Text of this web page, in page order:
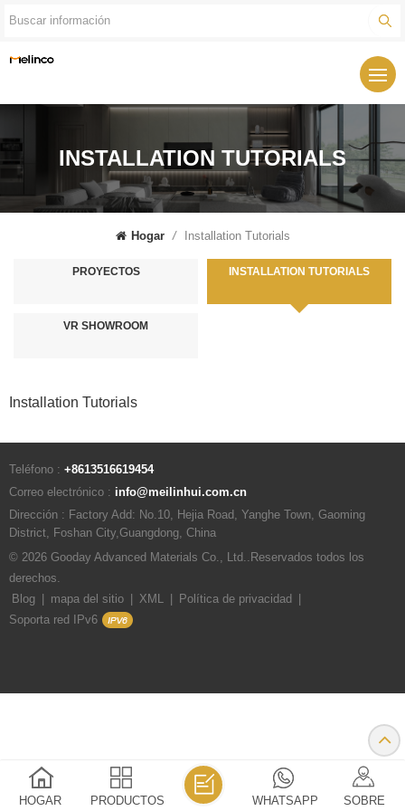
INSTALLATION TUTORIALS
Hogar / Installation Tutorials
PROYECTOS INSTALLATION TUTORIALS
VR SHOWROOM
Installation Tutorials
Teléfono : +8613516619454
Correo electrónico : info@meilinhui.com.cn
Dirección : Factory Add: No.10, Hejia Road, Yanghe Town, Gaoming
District, Foshan City,Guangdong, China
© 2026 Gooday Advanced Materials Co., Ltd..Reservados todos los
derechos.
Blog | mapa del sitio | XML | Política de privacidad |
Soporta red IPv6
HOGAR PRODUCTOS SOBRE
WHATSAPP